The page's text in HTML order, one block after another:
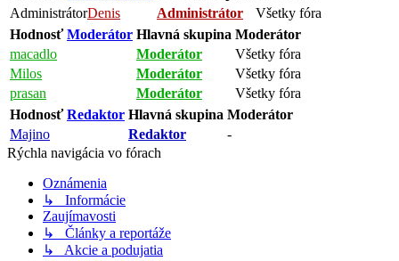
AdministrátorDenis Administrátor
Všetky fóra
HodnosťModerátor Hlavná skupina Moderátor
macadlo
Moderátor
Všetky fóra
Milos
Moderátor
Všetky fóra
prasan
Moderátor
Všetky fóra
HodnosťRedaktor Hlavná skupina Moderátor
Majino
Redaktor
-
Rýchla navigácia vo fórach
Oznámenia
↳ Informácie
Zaujímavosti
↳ Články a reportáže
↳ Akcie a podujatia